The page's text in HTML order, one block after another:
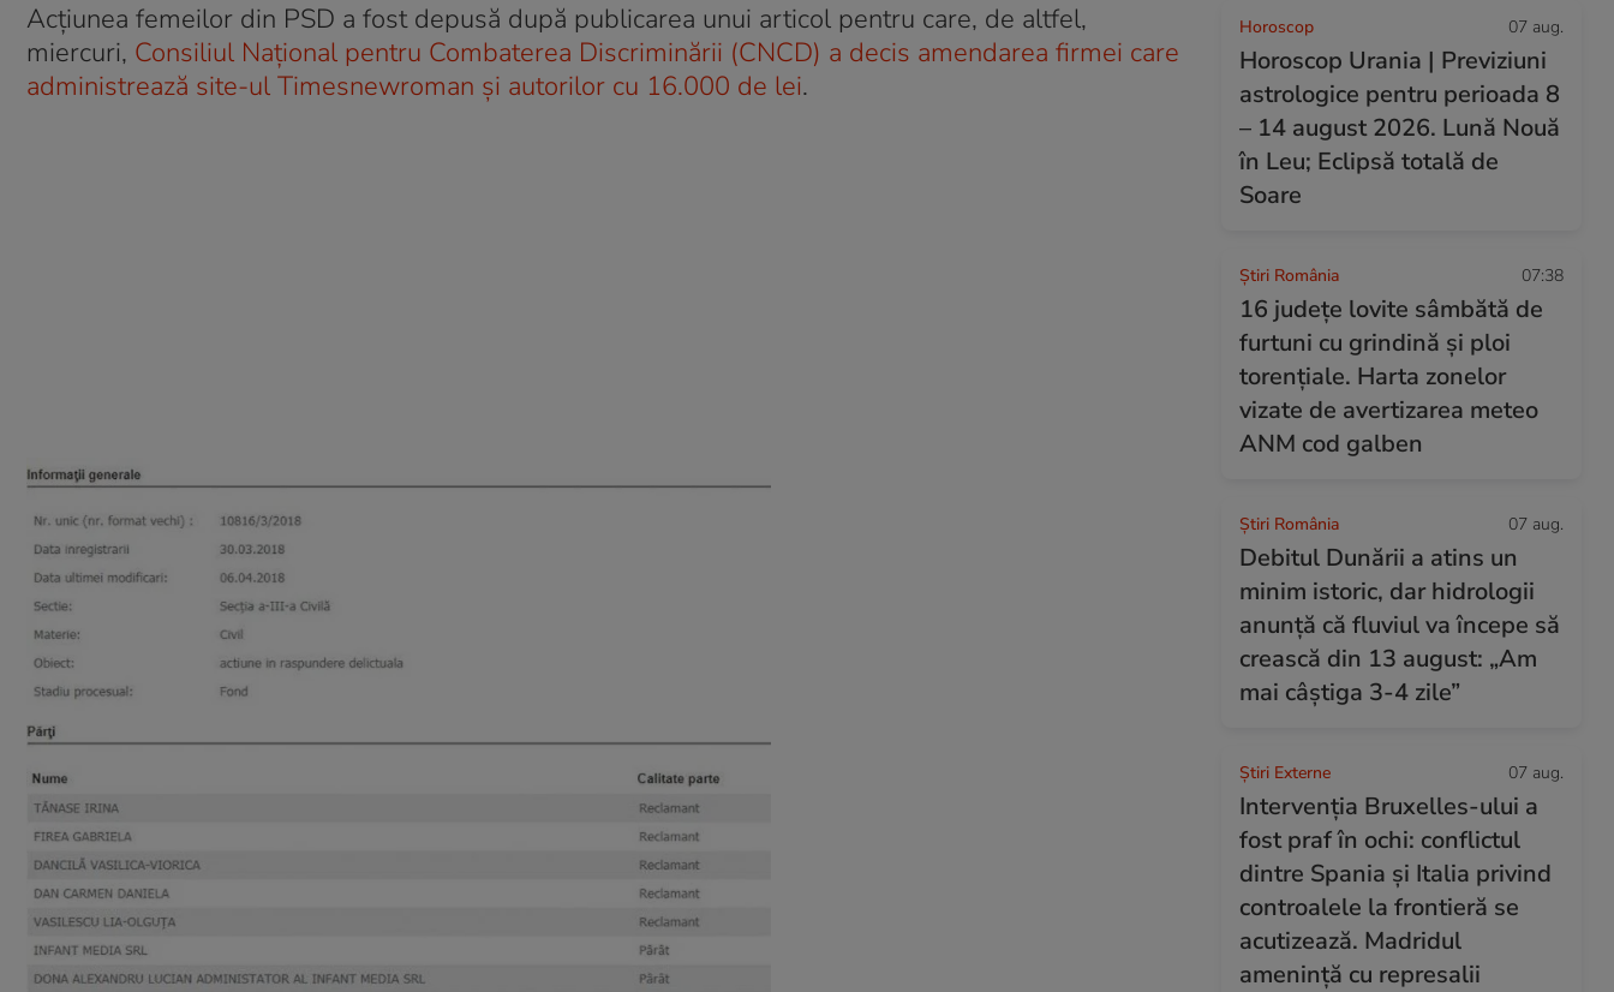
Acțiunea femeilor din PSD a fost depusă după publicarea unui articol pentru care, de altfel,
miercuri, Consiliul Național pentru Combaterea Discriminării (CNCD) a decis amendarea firmei care
administrează site-ul Timesnewroman și autorilor cu 16.000 de lei.
Horoscop 07 aug.
Horoscop Urania | Previziuni
astrologice pentru perioada 8
– 14 august 2026. Lună Nouă
în Leu; Eclipsă totală de
Soare
Știri România 07:38
16 județe lovite sâmbătă de
furtuni cu grindină și ploi
torențiale. Harta zonelor
vizate de avertizarea meteo
ANM cod galben
Știri România 07 aug.
Debitul Dunării a atins un
minim istoric, dar hidrologii
anunță că fluviul va începe să
crească din 13 august: „Am
mai câștiga 3-4 zile”
Știri Externe 07 aug.
Intervenția Bruxelles-ului a
fost praf în ochi: conflictul
dintre Spania și Italia privind
controalele la frontieră se
acutizează. Madridul
amenință cu represalii